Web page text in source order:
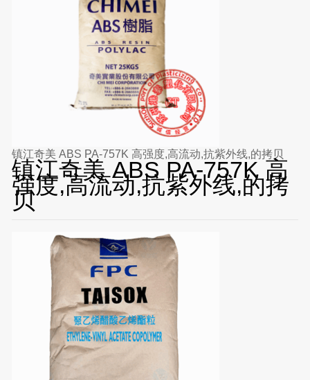
镇江奇美 ABS PA-757K 高强度,高流动,抗紫外线,的拷贝
镇江奇美 ABS PA-757K 高
强度,高流动,抗紫外线,的拷
贝